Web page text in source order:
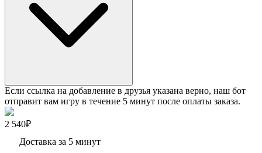
Если ссылка на добавление в друзья указана верно, наш бот
отправит вам игру в течение 5 минут после оплаты заказа.
2 540₽
Доставка за 5 минут